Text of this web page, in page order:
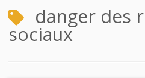
danger des
sociaux